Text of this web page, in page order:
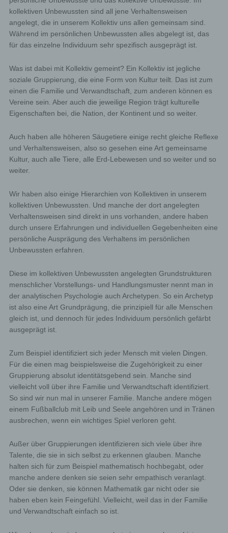
kollektiven Unbewussten sind all jene Verhaltensweisen
angelegt, die in unserem Kollektiv uns allen gemeinsam sind.
Während im persönlichen Unbewussten alles abgelegt ist, das
für das einzelne Individuum sehr spezifisch ausgeprägt ist.
Was ist dabei mit Kollektiv gemeint? Ein Kollektiv ist jegliche
soziale Gruppierung, die eine Form von Kultur teilt. Das ist zum
einen die Familie und Verwandtschaft, zum anderen können es
Vereine sein. Aber auch die jeweilige Region trägt kulturelle
Eigenschaften bei, die Nation, der Kontinent und so weiter.
Auch haben alle höheren Säugetiere einige recht gleiche Reflexe
und Verhaltensweisen, also so gesehen eine Art gemeinsame
Kultur, auch alle Tiere, alle Erd-Lebewesen und so weiter und so
weiter.
Wir haben also einige Hierarchien von Kollektiven in unserem
kollektiven Unbewussten. Und manche der dort angelegten
Verhaltensweisen sind direkt in uns vorhanden, andere haben
durch unsere Erfahrungen und individuellen Gegebenheiten eine
persönliche Ausprägung des Verhaltens im persönlichen
Unbewussten erfahren.
Diese im kollektiven Unbewussten angelegten Grundstrukturen
menschlicher Vorstellungs- und Handlungsmuster nennt man in
der analytischen Psychologie auch Archetypen. So ein Archetyp
ist also eine Art Grundprägung, die prinzipiell für alle Menschen
gleich ist, und dennoch für jedes Individuum persönlich gefärbt
ausgeprägt ist.
Zum Beispiel identifiziert sich jeder Mensch mit vielen Dingen.
Für die einen mag beispielsweise die Zugehörigkeit zu einer
Gruppierung absolut identitätsgebend sein. Manche sind
vielleicht voll über ihre Familie und Verwandtschaft identifiziert.
So sind wir nun mal in unserer Familie. Manche andere mögen
einem Fußballclub mit Leib und Seele angehören und in Tränen
ausbrechen, wenn ein wichtiges Spiel verloren geht.
Außer über Gruppierungen identifizieren sich viele über ihre
Talente, die sie in sich selbst zu erkennen glauben. Manche
halten sich für zum Beispiel mathematisch hochbegabt, oder
manche andere denken sie seien sehr empathisch veranlagt.
Oder sie denken, sie können Mathematik gar nicht oder sie
haben eben kein Feingefühl. Vielleicht, weil das in der Familie
und Verwandtschaft einfach so ist.